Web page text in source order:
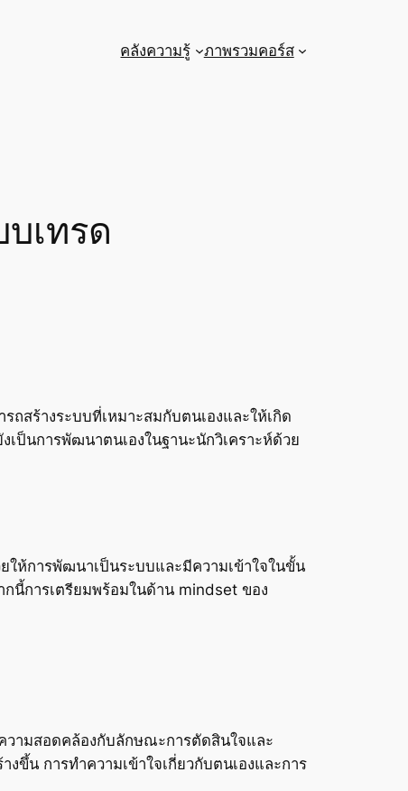
คลังความรู้ ภาพรวมคอร์ส
เทรด
สร้างระบบที่เหมาะสมกับตนเองและให้เกิด
ป็นการพัฒนาตนเองในฐานะนักวิเคราะห์ด้วย
ให้การพัฒนาเป็นระบบและมีความเข้าใจในขั้น
นี้การเตรียมพร้อมในด้าน mindset ของ
วามสอดคล้องกับลักษณะการตัดสินใจและ
ขึ้น การทำความเข้าใจเกี่ยวกับตนเองและการ